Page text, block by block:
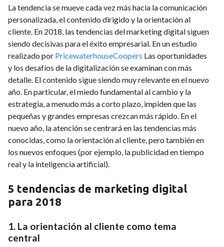
La tendencia se mueve cada vez más hacia la comunicación
personalizada, el contenido dirigido y la orientación al
cliente. En 2018, las tendencias del marketing digital siguen
siendo decisivas para el éxito empresarial. En un estudio
realizado por PricewaterhouseCoopers Las oportunidades
y los desafíos de la digitalización se examinan con más
detalle. El contenido sigue siendo muy relevante en el nuevo
año. En particular, el miedo fundamental al cambio y la
estrategia, a menudo más a corto plazo, impiden que las
pequeñas y grandes empresas crezcan más rápido. En el
nuevo año, la atención se centrará en las tendencias más
conocidas, como la orientación al cliente, pero también en
los nuevos enfoques (por ejemplo, la publicidad en tiempo
real y la inteligencia artificial).
5 tendencias de marketing digital
para 2018
1. La orientación al cliente como tema
central